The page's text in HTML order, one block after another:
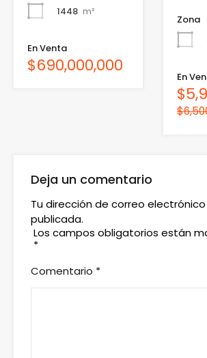
1448 m²
En Venta
$690,000,000
Zona
En
Deja un comentario
Tu dirección de correo
publicada.
Los campos obligatorios están
*
Comentario *